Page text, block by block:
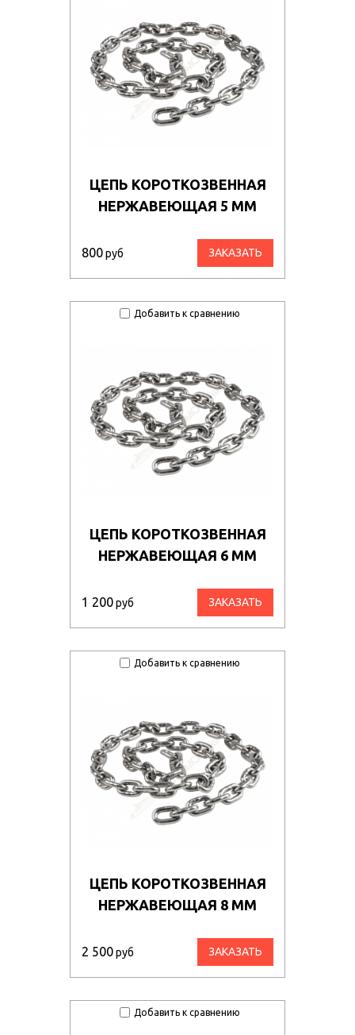
ЦЕПЬ КОРОТКОЗВЕННАЯ
НЕРЖАВЕЮЩАЯ 5 ММ
800руб ЗАКАЗАТЬ
Добавить к сравнению
ЦЕПЬ КОРОТКОЗВЕННАЯ
НЕРЖАВЕЮЩАЯ 6 ММ
1 200руб ЗАКАЗАТЬ
Добавить к сравнению
ЦЕПЬ КОРОТКОЗВЕННАЯ
НЕРЖАВЕЮЩАЯ 8 ММ
2 500руб ЗАКАЗАТЬ
Добавить к сравнению